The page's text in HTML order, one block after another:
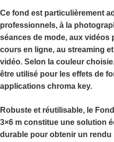
Ce fond est particulièrement
professionnels, à la
séances de mode, aux vidéos
cours en ligne, au streaming
vidéo. Selon la couleur
être utilisé pour les effets de
applications chroma key.
Robuste et réutilisable, le
3×6 m constitue une solution
durable pour obtenir un